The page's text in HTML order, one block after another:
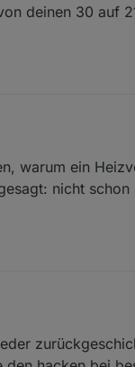
noch
mal so gelöst,
nur eine Notlösung.
deinen 30 auf
warum ein
nicht schon